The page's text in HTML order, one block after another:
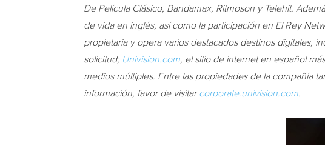
De Película Clásico, Bandamax, Ritmoson y Telehit.
de vida en inglés, así como la participación en El Rey
propietaria y opera varios destacados destinos digitales,
solicitud; Univision.com , el sitio de internet en español
medios múltiples. Entre las propiedades de la compañía
información, favor de visitarcorporate.univision.com